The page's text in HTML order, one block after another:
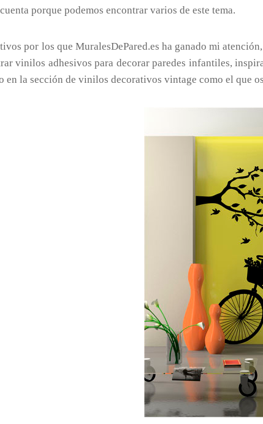
porque podemos encontrar varios de este tema.
por los que MuralesDePared.es ha ganado mi
vinilos adhesivos para decorar paredes infantiles,
en la sección de vinilos decorativos vintage como el que